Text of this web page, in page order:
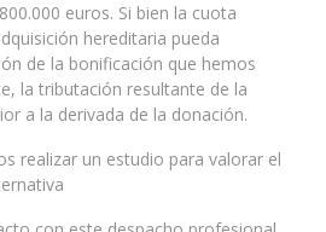
euros. Si bien la cuota
hereditaria pueda
de la bonificación que hemos
la tributación resultante de la
a la derivada de la donación.
realizar un estudio para valorar el